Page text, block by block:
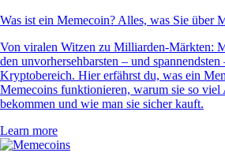
Was ist ein Memecoin? Alles, was Sie über
Von viralen Witzen zu Milliarden-Märkten:
den unvorhersehbarsten – und
Kryptobereich. Hier erfährst du, was ein
Memecoins funktionieren, warum sie so viel
bekommen und wie man sie sicher kauft.
Learn more